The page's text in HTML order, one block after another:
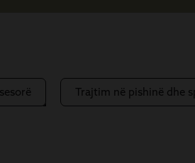
Trajtim në pishinë dhe